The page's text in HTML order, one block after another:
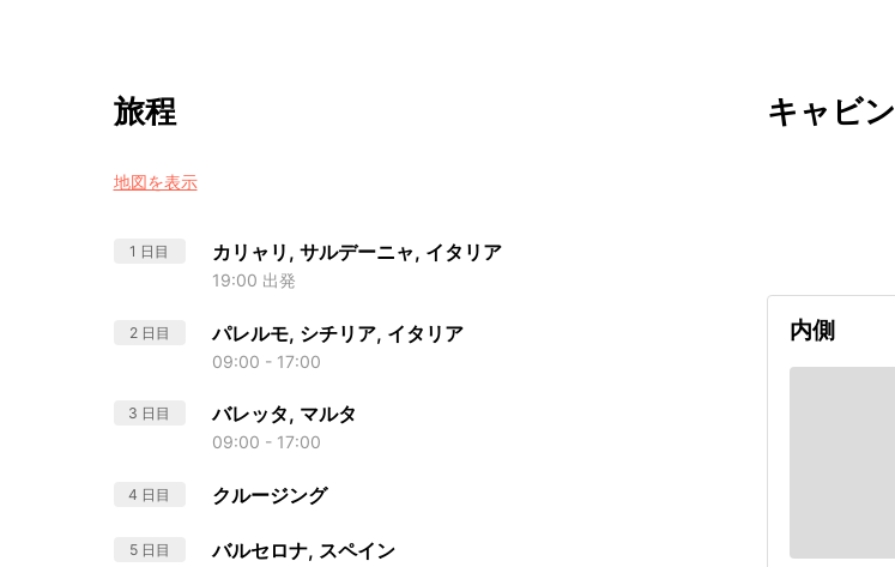
旅程
地図を表示
1 日目 カリャリ, サルデーニャ, イタリア
19:00 出発
2 日目 パレルモ, シチリア, イタリア
09:00 - 17:00
3 日目 バレッタ, マルタ
09:00 - 17:00
4 日目 クルージング
5 日目 バルセロナ, スペイン
キャビン
内側